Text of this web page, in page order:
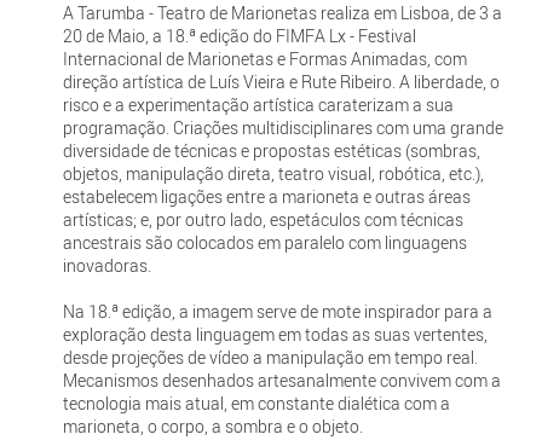
A Tarumba - Teatro de Marionetas realiza em Lisboa, de 3 a
20 de Maio, a 18.ª edição do FIMFA Lx - Festival
Internacional de Marionetas e Formas Animadas, com
direção artística de Luís Vieira e Rute Ribeiro. A liberdade, o
risco e a experimentação artística caraterizam a sua
programação. Criações multidisciplinares com uma grande
diversidade de técnicas e propostas estéticas (sombras,
objetos, manipulação direta, teatro visual, robótica, etc.),
estabelecem ligações entre a marioneta e outras áreas
artísticas; e, por outro lado, espetáculos com técnicas
ancestrais são colocados em paralelo com linguagens
inovadoras.
Na 18.ª edição, a imagem serve de mote inspirador para a
exploração desta linguagem em todas as suas vertentes,
desde projeções de vídeo a manipulação em tempo real.
Mecanismos desenhados artesanalmente convivem com a
tecnologia mais atual, em constante dialética com a
marioneta, o corpo, a sombra e o objeto.